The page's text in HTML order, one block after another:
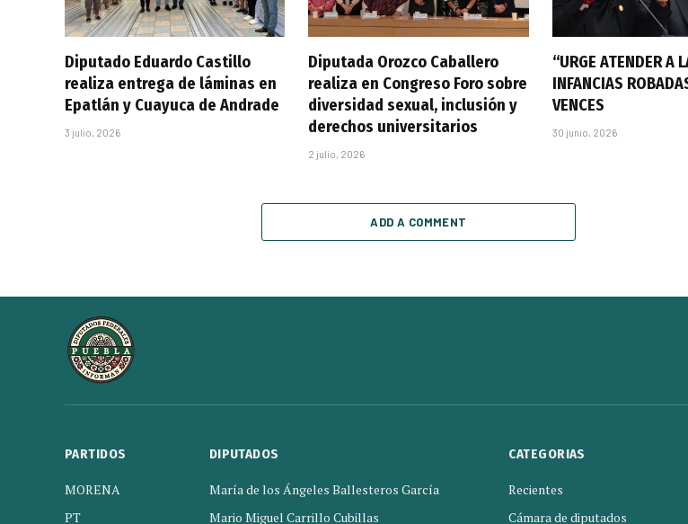
Diputado Eduardo Castillo
realiza entrega de láminas en
Epatlán y Cuayuca de Andrade
3 julio, 2026
Diputada Orozco Caballero
realiza en Congreso Foro sobre
diversidad sexual, inclusión y
derechos universitarios
2 julio, 2026
“URGE ATENDER A
INFANCIAS
VENCES
30 junio, 2026
ADD A COMMENT
PARTIDOS
MORENA
PT
DIPUTADOS
María de los Ángeles Ballesteros García
Mario Miguel Carrillo Cubillas
CATEGORIAS
Recientes
Cámara de diputados